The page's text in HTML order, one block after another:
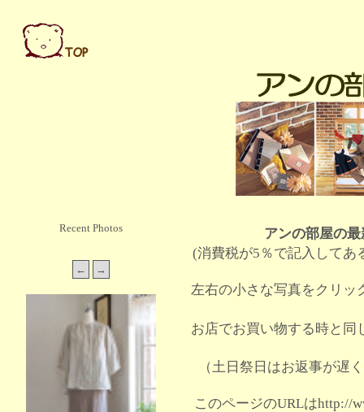
Recent Photos
アンの部屋の
(消費税が5％で記入してあ
左右の小さな写真をクリッ
お店でお買い物する時と同
（土日祭日はお返事が遅
このページのURLはhttp://